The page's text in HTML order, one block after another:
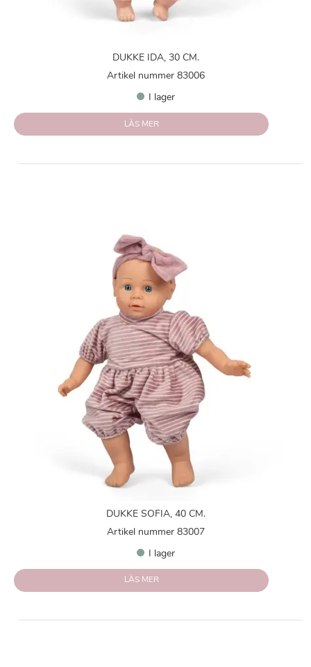
DUKKE IDA, 30 CM.
Artikel nummer 83006
I lager
LÄS MER
DUKKE SOFIA, 40 CM.
Artikel nummer 83007
I lager
LÄS MER